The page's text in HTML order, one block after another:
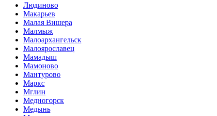
Людиново
Макарьев
Малая Вишера
Малмыж
Малоархангельск
Малоярославец
Мамадыш
Мамоново
Мантурово
Маркс
Мглин
Медногорск
Медынь